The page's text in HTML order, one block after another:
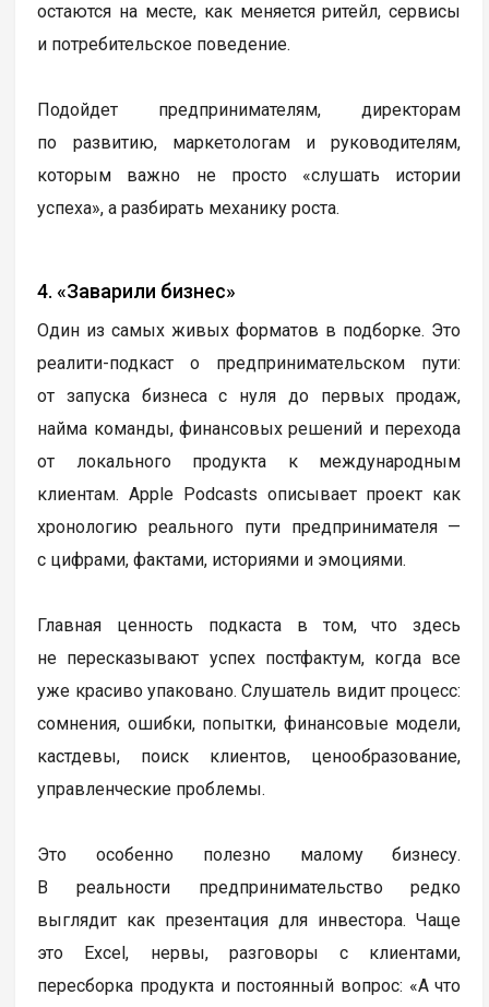
остаются на месте, как меняется ритейл, сервисы
и потребительское поведение.
Подойдет предпринимателям, директорам
по развитию, маркетологам и руководителям,
которым важно не просто «слушать истории
успеха», а разбирать механику роста.
4. «Заварили бизнес»
Один из самых живых форматов в подборке. Это
реалити-подкаст о предпринимательском пути:
от запуска бизнеса с нуля до первых продаж,
найма команды, финансовых решений и перехода
от локального продукта к международным
клиентам. Apple Podcasts описывает проект как
хронологию реального пути предпринимателя —
с цифрами, фактами, историями и эмоциями.
Главная ценность подкаста в том, что здесь
не пересказывают успех постфактум, когда все
уже красиво упаковано. Слушатель видит процесс:
сомнения, ошибки, попытки, финансовые модели,
кастдевы, поиск клиентов, ценообразование,
управленческие проблемы.
Это особенно полезно малому бизнесу.
В реальности предпринимательство редко
выглядит как презентация для инвестора. Чаще
это Excel, нервы, разговоры с клиентами,
пересборка продукта и постоянный вопрос: «А что